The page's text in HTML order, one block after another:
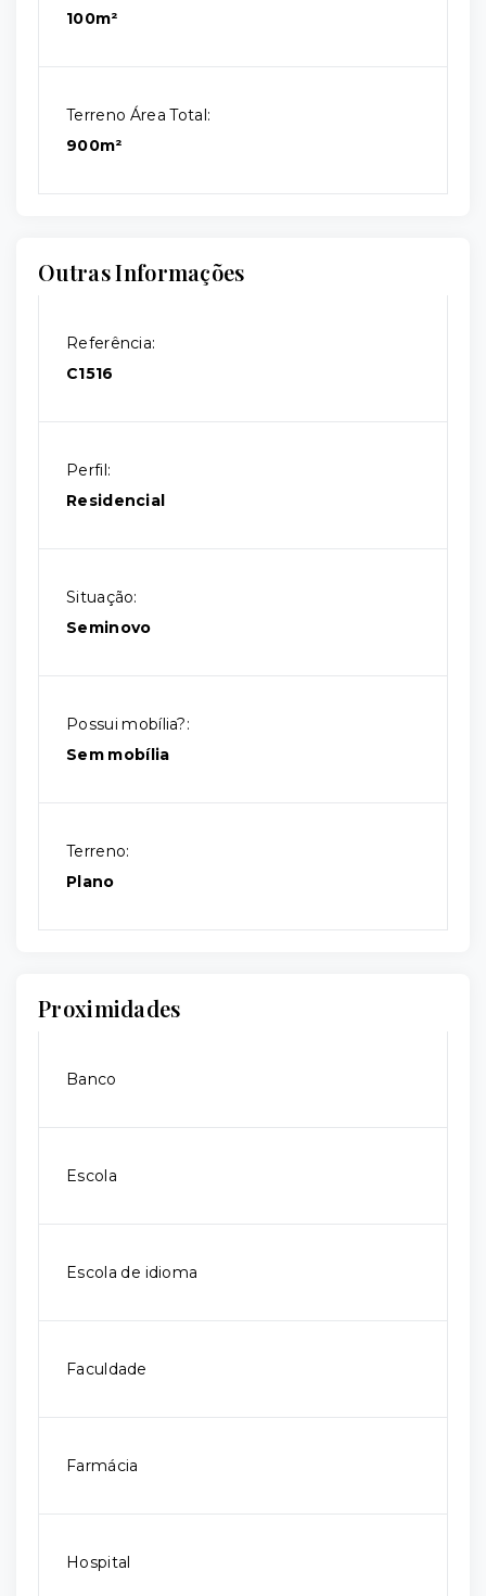
100m²
Terreno Área Total:
900m²
Outras Informações
Referência:
C1516
Perfil:
Residencial
Situação:
Seminovo
Possui mobília?:
Sem mobília
Terreno:
Plano
Proximidades
Banco
Escola
Escola de idioma
Faculdade
Farmácia
Hospital